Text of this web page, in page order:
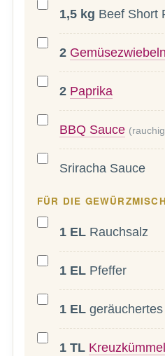
1,5 kg Beef Short
2 Gemüsezwiebeln
2 Paprika
BBQ Sauce
Sriracha Sauce
FÜR DIE
1 EL Rauchsalz
1 EL Pfeffer
1 EL
1 TL Kreuzkümmel